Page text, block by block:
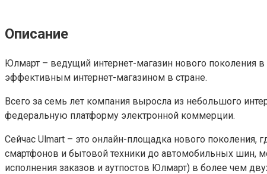
Описание
Юлмарт – ведущий интернет-магазин нового
эффективным интернет-магазином в стране.
Всего за семь лет компания выросла из небольшого
федеральную платформу электронной коммерции.
Сейчас Ulmart – это онлайн-площадка нового поколения,
смартфонов и бытовой техники до автомобильных шин,
исполнения заказов и аутпостов Юлмарт) в более чем